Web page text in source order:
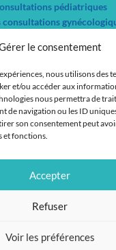
le consentement
nous utilisons des
et/ou accéder aux
nous permettra de
de navigation ou les ID
son consentement peut
et fonctions.
Accepter
Refuser
Voir les préférences
pédiatriques
Liste des services
Liste des médecins
Actualités
Nous contacter
IFSI / IFAS